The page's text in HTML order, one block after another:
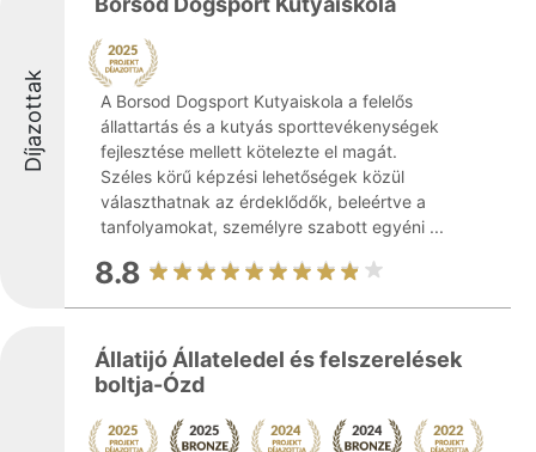
Díjazottak
A Borsod Dogsport Kutyaiskola a felelős
állattartás és a kutyás sporttevékenységek
fejlesztése mellett kötelezte el magát.
Széles körű képzési lehetőségek közül
választhatnak az érdeklődők, beleértve a
tanfolyamokat, személyre szabott egyéni ...
8.8
Állatijó Állateledel és felszerelések
boltja-Ózd